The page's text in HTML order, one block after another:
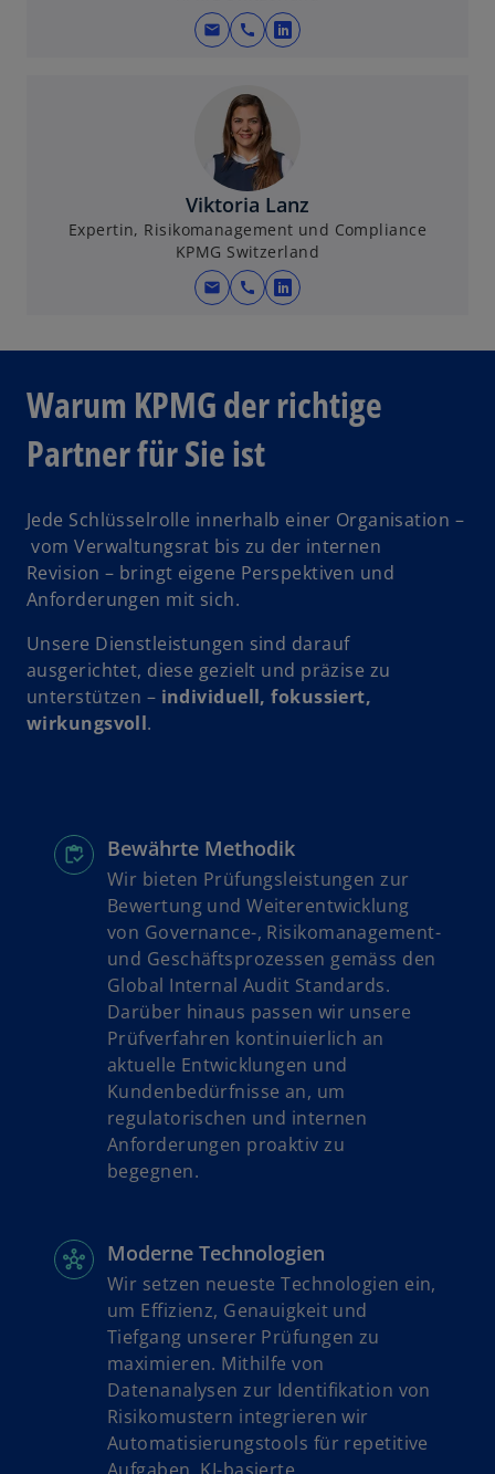
mail call
w
i
n
e
i
n
e
r
u
e
g
i
s
r
k
a
e
ö
f
f
n
e
t
Viktoria Lanz
Expertin, Risikomanagement und Compliance
KPMG Switzerland
mail call
w
r
i
n
e
r
n
u
e
n
t
e
r
k
a
r
t
e
g
e
ö
f
t
Warum KPMG der richtige
Partner für Sie ist
Jede Schlüsselrolle innerhalb einer Organisation –
vom Verwaltungsrat bis zu der internen
Revision – bringt eigene Perspektiven und
Anforderungen mit sich.
Unsere Dienstleistungen sind darauf
ausgerichtet, diese gezielt und präzise zu
unterstützen – individuell, fokussiert,
wirkungsvoll.
Bewährte Methodik
Wir bieten Prüfungsleistungen zur
Bewertung und Weiterentwicklung
von Governance-, Risikomanagement-
und Geschäftsprozessen gemäss den
Global Internal Audit Standards.
Darüber hinaus passen wir unsere
Prüfverfahren kontinuierlich an
aktuelle Entwicklungen und
Kundenbedürfnisse an, um
regulatorischen und internen
Anforderungen proaktiv zu
begegnen.
Moderne Technologien
Wir setzen neueste Technologien ein,
um Effizienz, Genauigkeit und
Tiefgang unserer Prüfungen zu
maximieren. Mithilfe von
Datenanalysen zur Identifikation von
Risikomustern integrieren wir
Automatisierungstools für repetitive